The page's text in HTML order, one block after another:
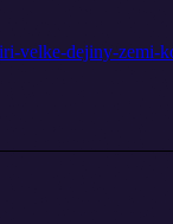
velke-dejiny-